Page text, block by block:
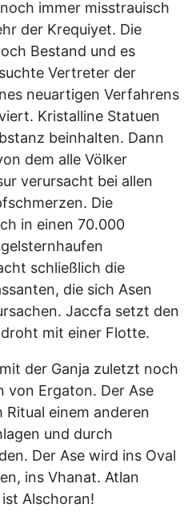
immer misstrauisch
der Krequiyet. Die
Bestand und es
Vertreter der
neuartigen Verfahrens
Kristalline Statuen
beinhalten. Dann
dem alle Völker
verursacht bei allen
Die
in einen 70.000
schließlich die
die sich Asen
Jaccfa setzt den
mit einer Flotte.
der Ganja zuletzt noch
von Ergaton. Der Ase
Ritual einem anderen
und durch
Der Ase wird ins Oval
ins Vhanat. Atlan
Alschoran!